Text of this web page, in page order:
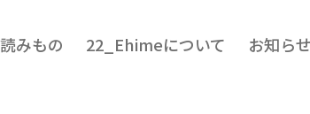
読みもの 22_Ehimeについて お知らせ